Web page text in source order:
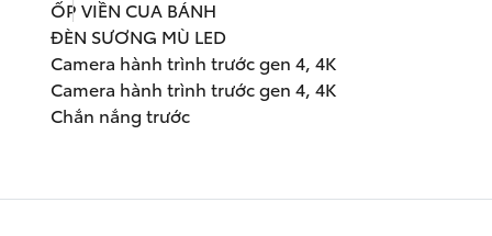
ỐP VIỀN CUA BÁNH
ĐÈN SƯƠNG MÙ LED
Camera hành trình trước gen 4, 4K
Camera hành trình trước gen 4, 4K
Chắn nắng trước